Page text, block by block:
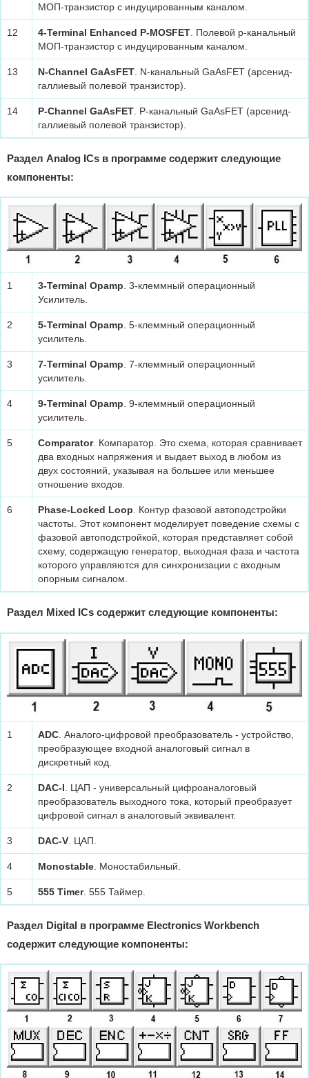
МОП-транзистор с индуцированным каналом.
12 4-Terminal Enhanced P-MOSFET . Полевой р-канальный
МОП-транзистор с индуцированным каналом.
13 N-Channel GaAsFET . N-канальный GaAsFET (арсенид-
галлиевый полевой транзистор).
14 P-Channel GaAsFET . P-канальный GaAsFET (арсенид-
галлиевый полевой транзистор).
Раздел Analog ICs в программе содержит следующие
компоненты:
1 3-Terminal Opamp . 3-клеммный операционный
Усилитель.
2 5-Terminal Opamp . 5-клеммный операционный
усилитель.
3 7-Terminal Opamp . 7-клеммный операционный
усилитель.
4 9-Terminal Opamp . 9-клеммный операционный
усилитель.
5 Comparator. Компаратор. Это схема, которая сравнивает
два входных напряжения и выдает выход в любом из
двух состояний, указывая на большее или меньшее
отношение входов.
6 Phase-Locked Loop . Контур фазовой автоподстройки
частоты. Этот компонент моделирует поведение схемы с
фазовой автоподстройкой, которая представляет собой
схему, содержащую генератор, выходная фаза и частота
которого управляются для синхронизации с входным
опорным сигналом.
Раздел Mixed ICs содержит следующие компоненты:
1 ADC . Аналого-цифровой преобразователь - устройство,
преобразующее входной аналоговый сигнал в
дискретный код.
2 DAC-I . ЦАП - универсальный цифроаналоговый
преобразователь выходного тока, который преобразует
цифровой сигнал в аналоговый эквивалент.
3 DAC-V . ЦАП.
4 Monostable . Моностабильный.
5 555 Timer. 555 Таймер.
Раздел Digital в программе Electronics Workbench
содержит следующие компоненты: